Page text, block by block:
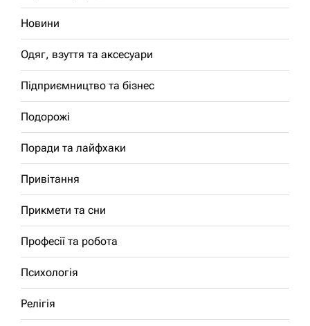
Новини
Одяг, взуття та аксесуари
Підприємництво та бізнес
Подорожі
Поради та лайфхаки
Привітання
Прикмети та сни
Професії та робота
Психологія
Релігія